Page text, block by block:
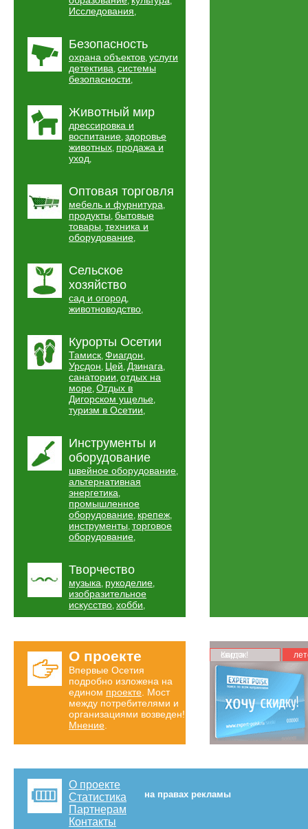
Исследования,
Безопасность
охрана объектов, услуги
детектива, системы
безопасности,
Животный мир
дрессировка и
воспитание, здоровье
животных, продажа и
уход,
Оптовая торговля
мебель и фурнитура,
продукты, бытовые
товары, техника и
оборудование,
Сельское
хозяйство
сад и огород,
животноводство,
Курорты Осетии
Тамиск, Фиагдон,
Урсдон, Цей, Дзинага,
санатории, отдых на
море, Отдых в
Дигорском ущелье,
туризм в Осетии,
Инструменты и
оборудование
швейное оборудование,
альтернативная
энергетика,
промышленное
оборудование, крепеж,
инструменты, торговое
оборудование,
Творчество
музыка, рукоделие,
изобразительное
искусство, хобби,
О проекте
Впервые Осетия
подробно изложена на
едином проекте . Мост
между потребителями и
организациями возведен!
Мнение
Карта скидок!
О проекте
Статистика
Партнерам
Контакты
на правах рекламы